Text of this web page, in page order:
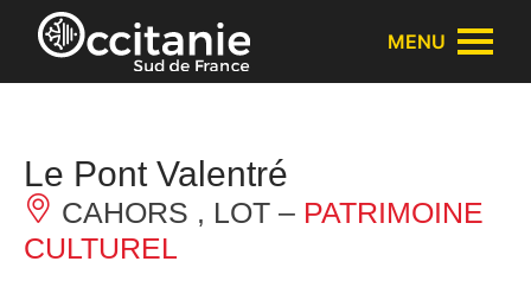
Panneau de gestion des cookies
MENU
Le Pont Valentré
CAHORS , LOT – PATRIMOINE
CULTUREL